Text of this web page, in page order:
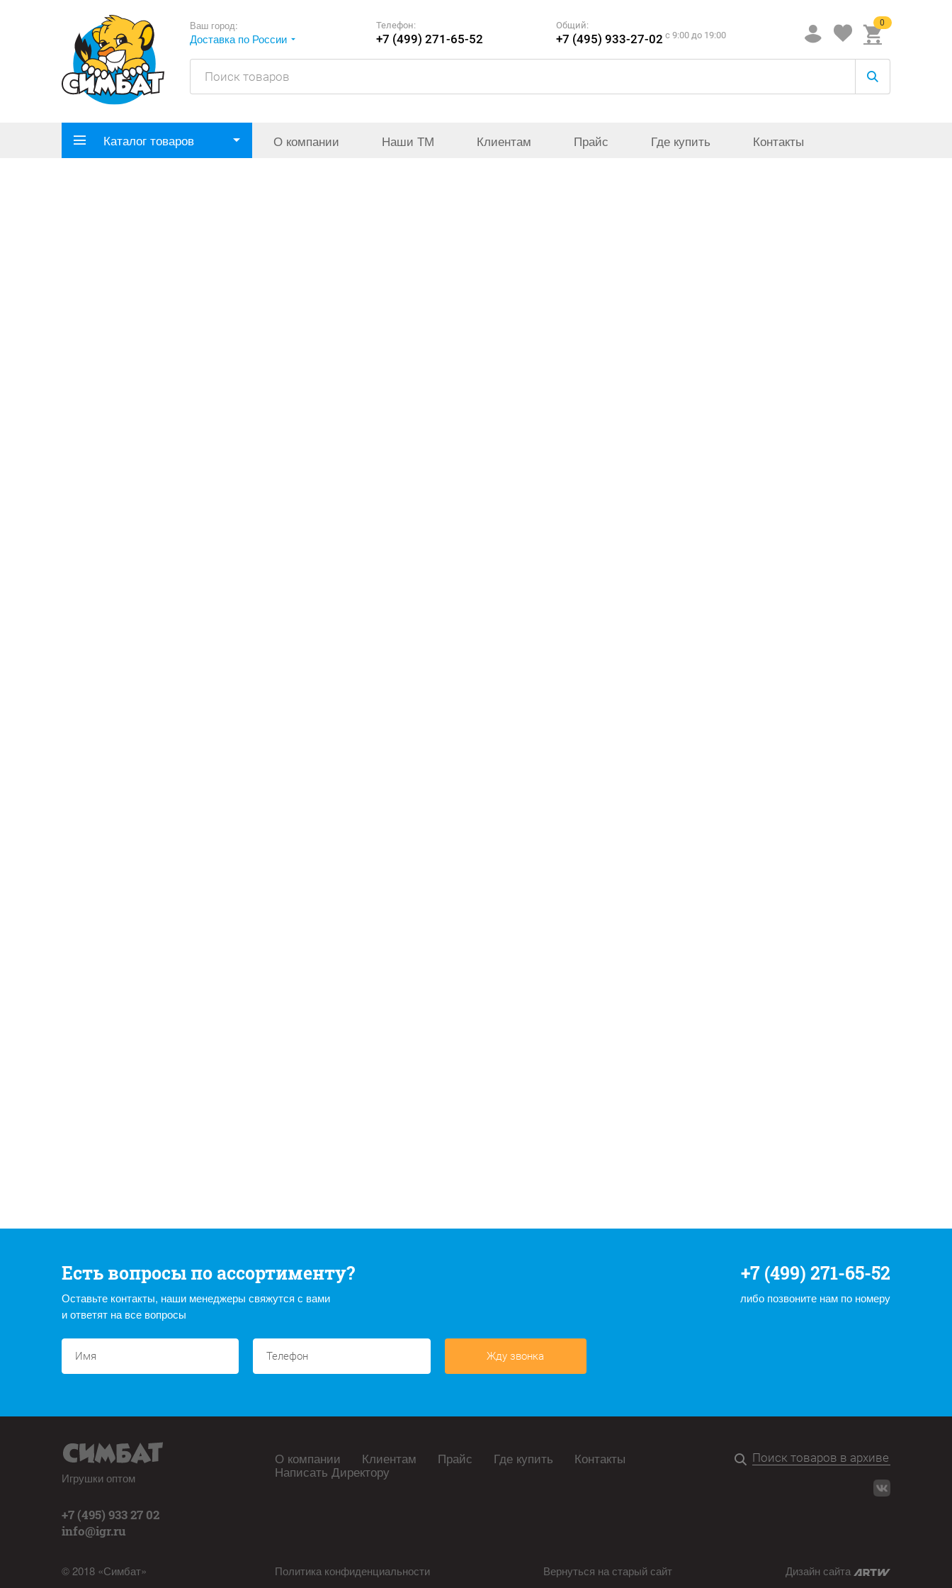
Ваш город:
Доставка по России
Телефон:
+7 (499) 271-65-52
Общий:
+7 (495) 933-27-02 c 9:00 до 19:00
0
Каталог товаров О компании Наши ТМ Клиентам Прайс Где купить Контакты
Есть вопросы по ассортименту?
Оставьте контакты, наши менеджеры свяжутся с вами
и ответят на все вопросы
+7 (499) 271-65-52
либо позвоните нам по номеру
Жду звонка
Игрушки оптом
+7 (495) 933 27 02
info@igr.ru
© 2018 «Симбат»
О компании Клиентам Прайс Где купить Контакты
Написать Директору
Политика конфиденциальности Вернуться на старый сайт Дизайн сайта